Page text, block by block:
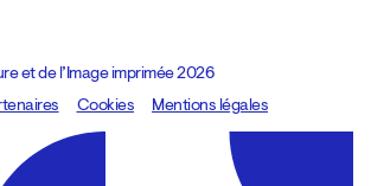
et de l’Image imprimée 2026
, code:8080.studio
Cookies Mentions légales